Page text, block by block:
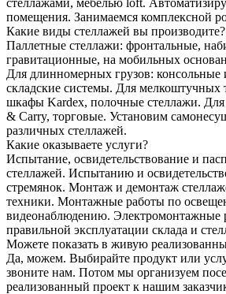
помещения. Занимаемся комплексной
Какие виды стеллажей вы производите?
Паллетные стеллажи: фронтальные,
гравитационные, на мобильных
Для длинномерных грузов: консольные
складские системы. Для мелкоштучных
шкафы Kardex, полочные стеллажи. Для
& Carry, торговые. Установим
различных стеллажей.
Какие оказываете услуги?
Испытание, освидетельствование и
стеллажей. Испытанию и
стремянок. Монтаж и демонтаж
техники. Монтажные работы по
видеонаблюдению. Электромонтажные
правильной эксплуатации склада и
Можете показать в живую
Да, можем. Выбирайте продукт или
звоните нам. Потом мы организуем
реализованный проект к нашим